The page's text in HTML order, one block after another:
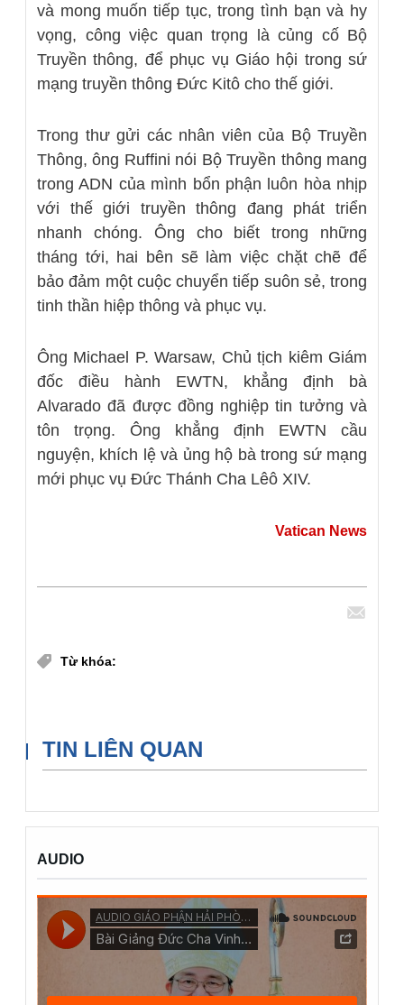
và mong muốn tiếp tục, trong tình bạn và hy
vọng, công việc quan trọng là củng cố Bộ
Truyền thông, để phục vụ Giáo hội trong sứ
mạng truyền thông Đức Kitô cho thế giới.
Trong thư gửi các nhân viên của Bộ Truyền
Thông, ông Ruffini nói Bộ Truyền thông mang
trong ADN của mình bổn phận luôn hòa nhịp
với thế giới truyền thông đang phát triển
nhanh chóng. Ông cho biết trong những
tháng tới, hai bên sẽ làm việc chặt chẽ để
bảo đảm một cuộc chuyển tiếp suôn sẻ, trong
tinh thần hiệp thông và phục vụ.
Ông Michael P. Warsaw, Chủ tịch kiêm Giám
đốc điều hành EWTN, khẳng định bà
Alvarado đã được đồng nghiệp tin tưởng và
tôn trọng. Ông khẳng định EWTN cầu
nguyện, khích lệ và ủng hộ bà trong sứ mạng
mới phục vụ Đức Thánh Cha Lêô XIV.
Vatican News
Từ khóa:
TIN LIÊN QUAN
AUDIO